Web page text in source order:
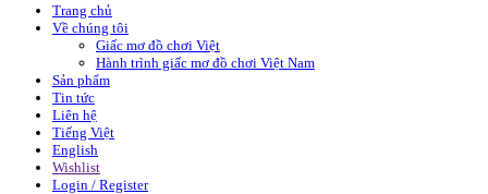
Trang chủ
Về chúng tôi
Giấc mơ đồ chơi Việt
Hành trình giấc mơ đồ chơi Việt Nam
Sản phẩm
Tin tức
Liên hệ
Tiếng Việt
English
Wishlist
Login / Register